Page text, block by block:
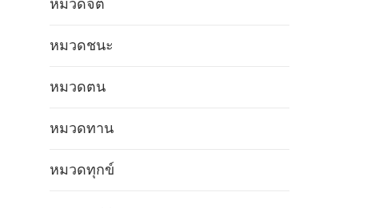
หมวดจิต
หมวดชนะ
หมวดตน
หมวดทาน
หมวดทุกข์